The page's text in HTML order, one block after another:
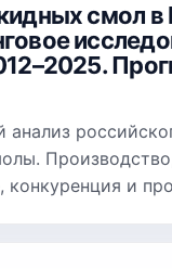
смол в
анализ
конкуренция и